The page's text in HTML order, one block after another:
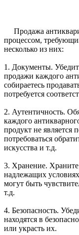
Продажа
процессом,
несколько из них:
1. Документы.
продажи каждого
собираетесь
потребуется
2. Аутентичность.
каждого
продукт не является
потребоваться
искусства и т.д.
3. Хранение.
надлежащих
могут быть
т.д.
4. Безопасность.
находятся в
или украсть их.